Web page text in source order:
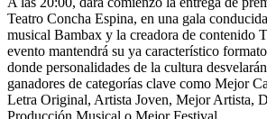
Teatro Concha Espina, en una gala
musical Bambax y la creadora de contenido
evento mantendrá su ya característico
donde personalidades de la cultura
ganadores de categorías clave como Mejor
Letra Original, Artista Joven, Mejor Artista,
Producción Musical o Mejor Festival.